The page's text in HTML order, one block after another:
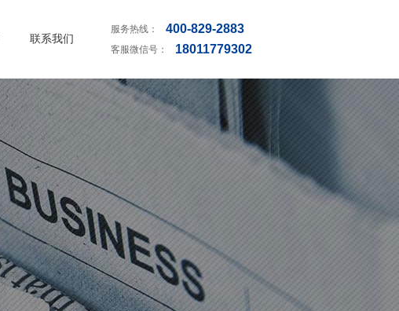
联系我们
服务热线： 400-829-2883
客服微信号： 18011779302